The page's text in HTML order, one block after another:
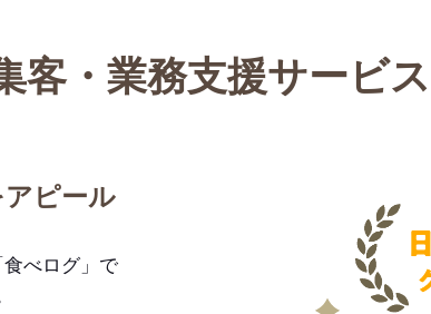
客・業務支援サービ
ピール
べログ」で